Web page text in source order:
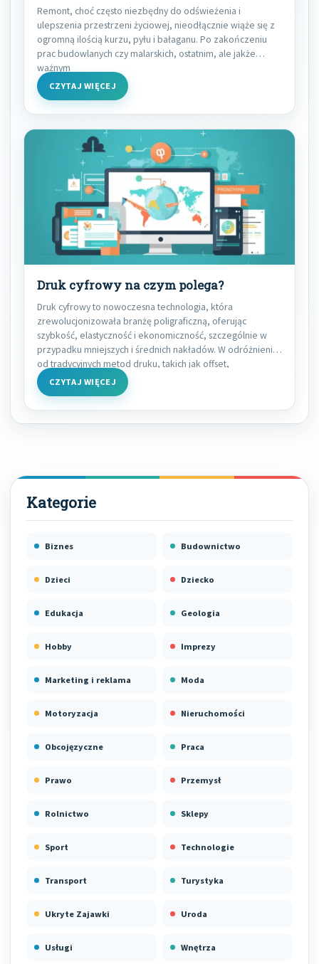
Remont, choć często niezbędny do odświeżenia i
ulepszenia przestrzeni życiowej, nieodłącznie wiąże się z
ogromną ilością kurzu, pyłu i bałaganu. Po zakończeniu
prac budowlanych czy malarskich, ostatnim, ale jakże
ważnym
CZYTAJ WIĘCEJ
Druk cyfrowy na czym polega?
Druk cyfrowy to nowoczesna technologia, która
zrewolucjonizowała branżę poligraficzną, oferując
szybkość, elastyczność i ekonomiczność, szczególnie w
przypadku mniejszych i średnich nakładów. W odróżnieniu
od tradycyjnych metod druku, takich jak offset,
CZYTAJ WIĘCEJ
Biznes Budownictwo
Dzieci Dziecko
Edukacja Geologia
Hobby Imprezy
Marketing i reklama Moda
Motoryzacja Nieruchomości
Obcojęzyczne Praca
Prawo Przemysł
Rolnictwo Sklepy
Sport Technologie
Transport Turystyka
Ukryte Zajawki Uroda
Usługi Wnętrza